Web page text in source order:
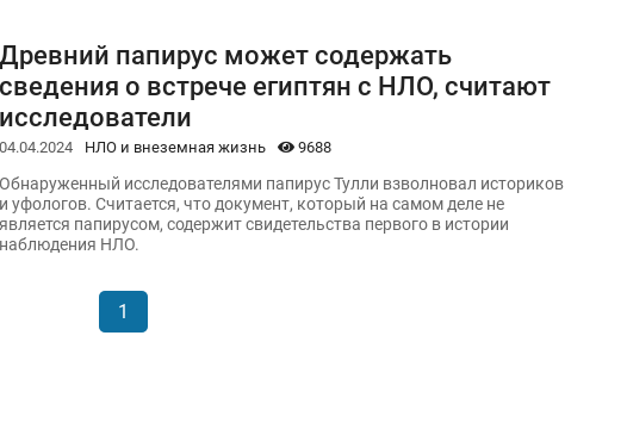
Древний папирус может содержать
сведения о встрече египтян с НЛО, считают
исследователи
04.04.2024 НЛО и внеземная жизнь 9688
Обнаруженный исследователями папирус Тулли взволновал историков
и уфологов. Считается, что документ, который на самом деле не
является папирусом, содержит свидетельства первого в истории
наблюдения НЛО.
1